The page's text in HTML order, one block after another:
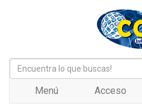
Menú Acceso